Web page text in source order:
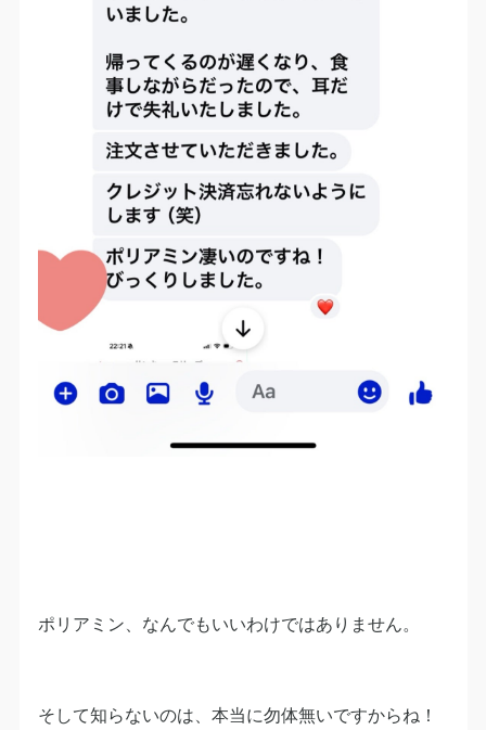
ポリアミン、なんでもいいわけではありません。
そして知らないのは、本当に勿体無いですからね！